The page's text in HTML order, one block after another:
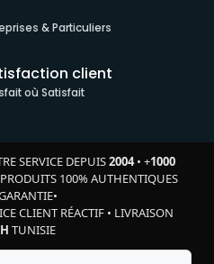
& Particuliers
client
où Satisfait
SERVICE DEPUIS2004• +1000
PRODUITS 100% AUTHENTIQUES
•
CLIENT RÉACTIF • LIVRAISON
TUNISIE